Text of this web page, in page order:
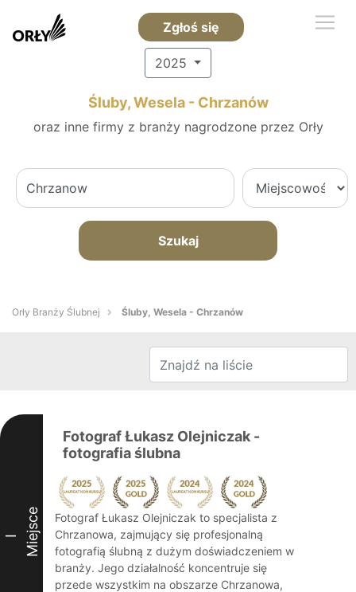
Zgłoś się
2025
Śluby, Wesela - Chrzanów
oraz inne firmy z branży nagrodzone przez Orły
Szukaj
Orły Branży Ślubnej Śluby, Wesela - Chrzanów
I Miejsce
Fotograf Łukasz Olejniczak -
fotografia ślubna
Fotograf Łukasz Olejniczak to specjalista z
Chrzanowa, zajmujący się profesjonalną
fotografią ślubną z dużym doświadczeniem w
branży. Jego działalność koncentruje się
przede wszystkim na obszarze Chrzanowa,